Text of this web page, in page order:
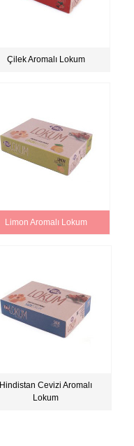
Çilek Aromalı Lokum
Limon Aromalı Lokum
Hindistan Cevizi Aromalı
Lokum